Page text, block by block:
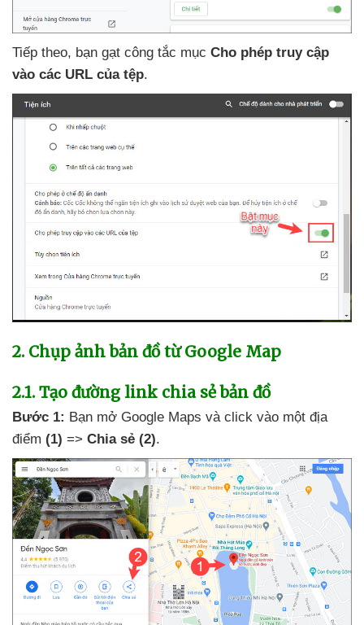
Tiếp theo, bạn gạt công tắc mục Cho phép truy cập
vào các URL của tệp.
2. Chụp ảnh bản đồ từ Google Map
2.1. Tạo đường link chia sẻ bản đồ
Bước 1: Bạn mở Google Maps và click vào một địa
điểm (1) => Chia sẻ (2).